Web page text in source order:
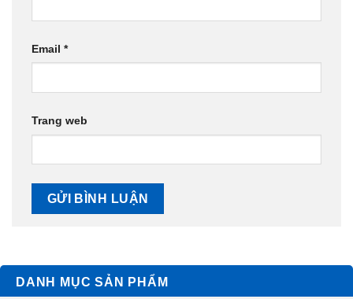
Email *
Trang web
DANH MỤC SẢN PHẨM